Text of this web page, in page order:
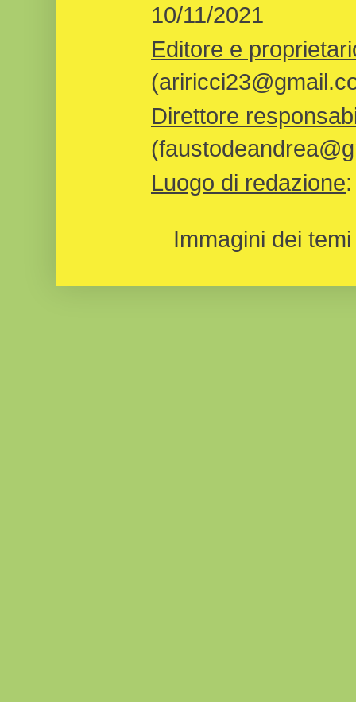
10/11/2021
Editore e
Direttore
Luogo di redazione
Immagini dei